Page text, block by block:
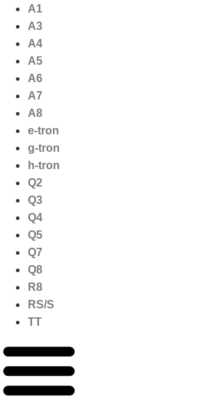
naar
inhoud
A1
A3
A4
A5
A6
A7
A8
e-tron
g-tron
h-tron
Q2
Q3
Q4
Q5
Q7
Q8
R8
RS/S
TT